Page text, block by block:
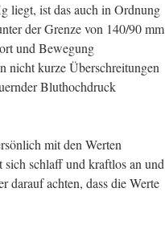
liegt, ist das auch in Ordnung
der Grenze von 140/90 mm
und Bewegung
nicht kurze Überschreitungen
Bluthochdruck
mit den Werten
schlaff und kraftlos an und
darauf achten, dass die Werte